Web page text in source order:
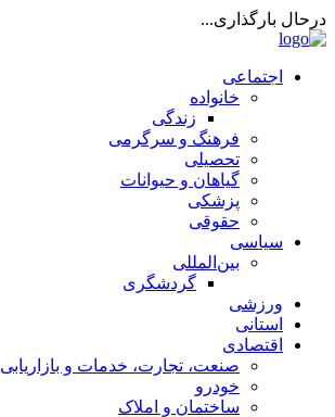
درحال بارگذاری...
اجتماعی
خانواده
زندگی
فرهنگ و سرگرمی
تحصیلی
گیاهان و حیوانات
پزشکی
حقوقی
سیاسی
بین‌المللی
گردشگری
ورزشی
استانی
اقتصادی
صنعت، تجارت، خدمات و بازاریابی
خودرو
ساختمان و املاک